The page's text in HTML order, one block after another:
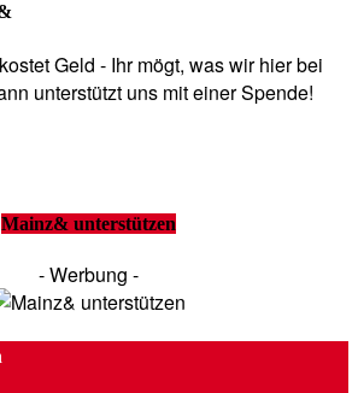
Geld - Ihr mögt, was wir hier bei
unterstützt uns mit einer Spende!
Mainz& unterstützen
- Werbung -